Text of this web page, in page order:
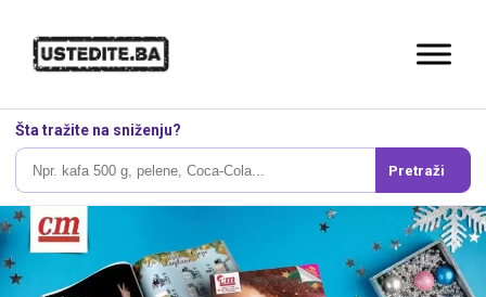
Šta tražite na sniženju?
Pretraži